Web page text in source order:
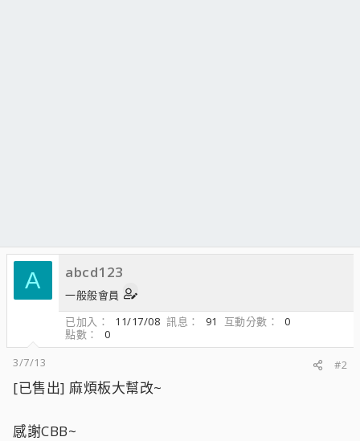
A abcd123
一般般會員
已加入
11/17/08 訊息 91 互動分數
0
點數
0
3/7/13
#2
[已售出] 麻煩板大幫改~
感謝CBB~